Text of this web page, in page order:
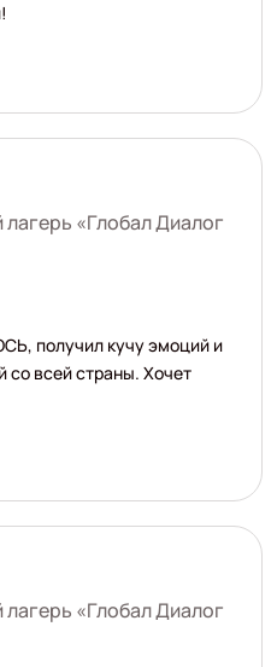
«Глобал Диалог
получил кучу эмоций и
со всей страны. Хочет
«Глобал Диалог